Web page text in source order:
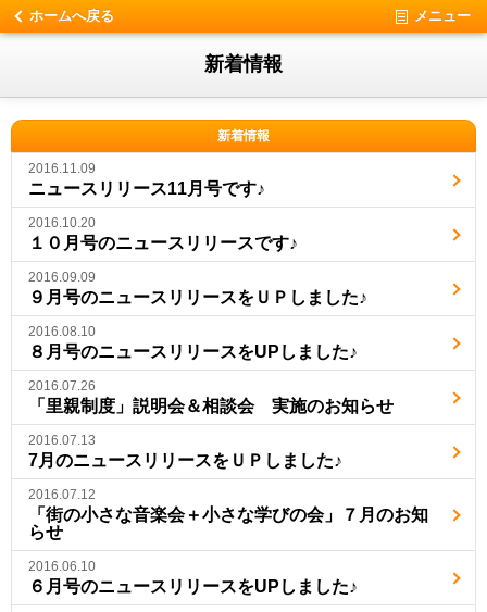
ホームへ戻る メニュー
新着情報
新着情報
2016.11.09
ニュースリリース11月号です♪
2016.10.20
１０月号のニュースリリースです♪
2016.09.09
９月号のニュースリリースをＵＰしました♪
2016.08.10
８月号のニュースリリースをUPしました♪
2016.07.26
「里親制度」説明会＆相談会 実施のお知らせ
2016.07.13
7月のニュースリリースをＵＰしました♪
2016.07.12
「街の小さな音楽会＋小さな学びの会」７月のお知
らせ
2016.06.10
６月号のニュースリリースをUPしました♪